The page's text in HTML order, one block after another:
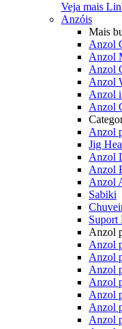
Veja mais
Anzóis
Mais
Anzol
Anzol
Anzol
Anzol
Anzol
Anzol
Anzol
Jig
Anzol
Anzol
Anzol
Sabiki
Suport
Anzol
Anzol
Anzol
Anzol
Anzol
Anzol
Anzol
Anzol